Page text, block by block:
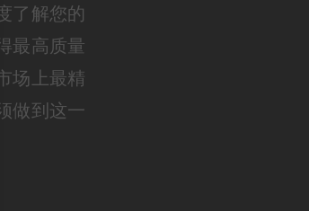
了解您的
最高质量
场上最精
做到这一